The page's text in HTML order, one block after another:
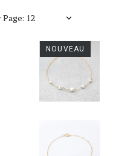
Page: 12
NOUVEAU